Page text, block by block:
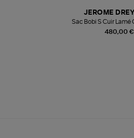
480,00 €
JEROME
Sac Bobi S Cuir Lamé